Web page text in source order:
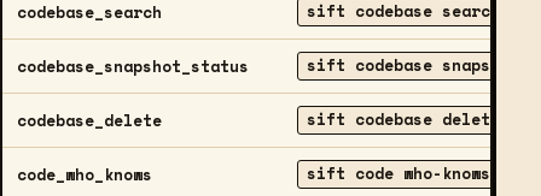
codebase_search sift codebase search
codebase_snapshot_status sift codebase snapshot
codebase_delete sift codebase delete
code_who_knows sift code who-knows